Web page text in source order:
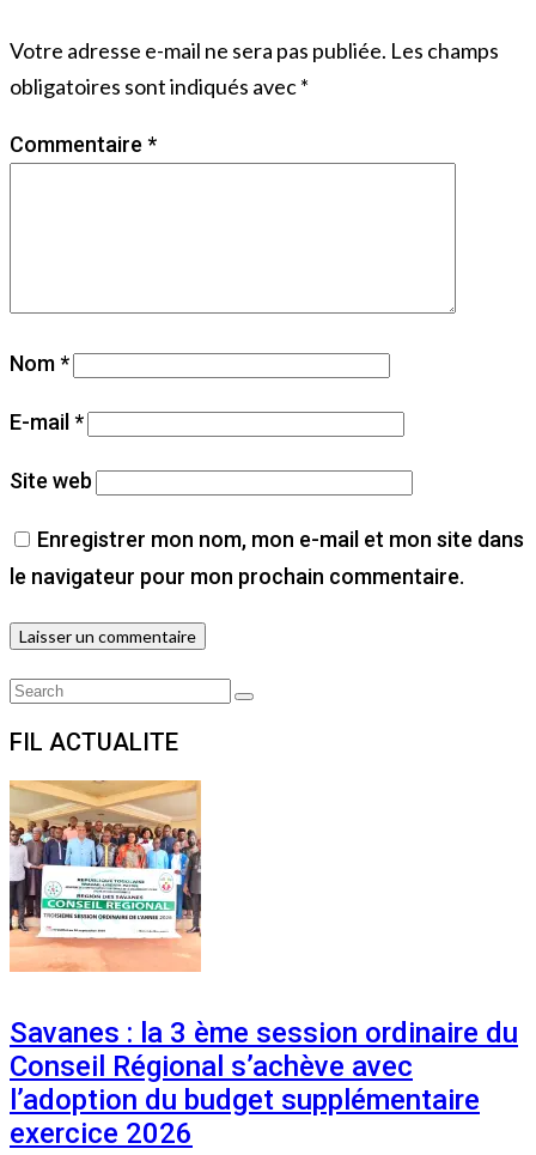
Votre adresse e-mail ne sera pas publiée. Les champs
obligatoires sont indiqués avec*
Commentaire *
Nom*
E-mail*
Site web
Enregistrer mon nom, mon e-mail et mon site dans
le navigateur pour mon prochain commentaire.
Search
Search
FIL ACTUALITE
Savanes : la 3 ème session ordinaire du
Conseil Régional s’achève avec
l’adoption du budget supplémentaire
exercice 2026